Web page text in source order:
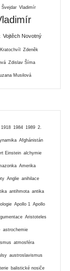
Vladimír
Vojtěch Novotný
Zdeněk
Zdislav Šíma
Musilová
1918 1984 1989 2.
Afghánistán
Einstein alchymie
Amerika
Anglie anihilace
antihmota antika
Apollo 1 Apollo
Aristoteles
astrochemie
atmosféra
austroslavismus
balistické nosiče